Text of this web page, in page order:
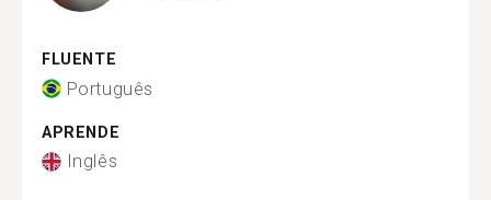
FLUENTE
Português
APRENDE
Inglês